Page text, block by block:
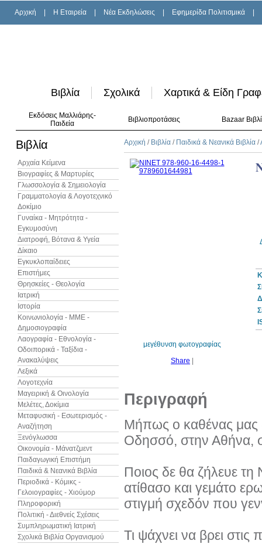
Αρχική H Εταιρεία Νέα Εκδηλώσεις Εφημερίδα Πολιτισμικά
Βιβλία Σχολικά Χαρτικά & Είδη
Εκδόσεις Μαλλιάρης-
Παιδεία
Βιβλιοπροτάσεις Bazaar
Βιβλία
Αρχαία Κείμενα
Βιογραφίες & Μαρτυρίες
Γλωσσολογία & Σημειολογία
Γραμματολογία & Λογοτεχνικό
Δοκίμιο
Γυναίκα - Μητρότητα -
Εγκυμοσύνη
Διατροφή, Βότανα & Υγεία
Δίκαιο
Εγκυκλοπαίδειες
Επιστήμες
Θρησκείες - Θεολογία
Ιατρική
Ιστορία
Κοινωνιολογία - ΜΜΕ -
Δημοσιογραφία
Λαογραφία - Εθνολογία -
Οδοιπορικά - Ταξίδια -
Ανακαλύψεις
Λεξικά
Λογοτεχνία
Μαγειρική & Οινολογία
Μελέτες, Δοκίμια
Μεταφυσική - Εσωτερισμός -
Αναζήτηση
Ξενόγλωσσα
Οικονομία - Μάνατζμεντ
Παιδαγωγική Επιστήμη
Παιδικά & Νεανικά Βιβλία
Περιοδικά - Κόμικς -
Γελοιογραφίες - Χιούμορ
Πληροφορική
Πολιτική - Διεθνείς Σχέσεις
Συμπληρωματική Ιατρική
Σχολικά Βιβλία Οργανισμού
Αρχική / Βιβλία / Παιδικά & Νεανικά Βιβλία /
μεγέθυνση φωτογραφίας
Share
Περιγραφή
Μήπως ο καθένας μας
Οδησσό, στην Αθήνα,
Ποιος δε θα ζήλευε τη
ατίθασο και γεμάτο
στιγμή σχεδόν που
Τι ψάχνει να βρει στις